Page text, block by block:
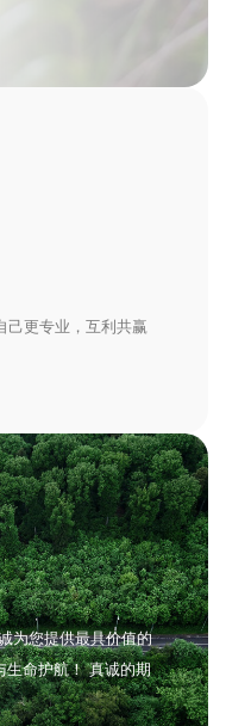
己更专业，互利共赢
为您提供最具价值的
生命护航！ 真诚的期